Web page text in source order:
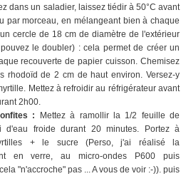
dans un saladier, laissez tiédir à 50°C avant
par morceau, en mélangeant bien à chaque
cercle de 18 cm de diamètre de l'extérieur
le doubler) : cela permet de créer un
recouverte de papier cuisson. Chemisez
rhodoïd de 2 cm de haut environ. Versez-y
Mettez à refroidir au réfrigérateur avant
2h00.
:
Mettez à ramollir la 1/2 feuille de
froide durant 20 minutes. Portez à
+ le sucre (Perso, j'ai réalisé la
en verre, au micro-ondes P600 puis
"n'accroche" pas ... A vous de voir :-)). puis